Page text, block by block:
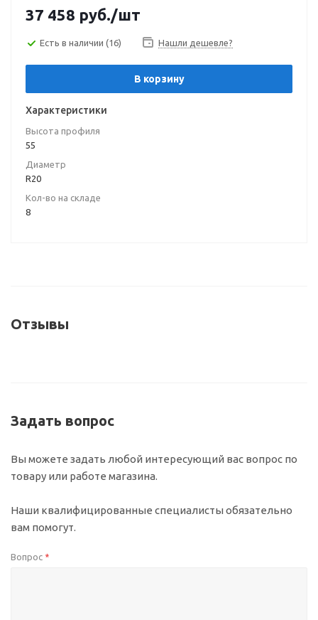
37 458 руб./шт
Есть в наличии (16) Нашли дешевле?
В корзину
Характеристики
Высота профиля
55
Диаметр
R20
Кол-во на складе
8
Отзывы
Задать вопрос
Вы можете задать любой интересующий вас вопрос по
товару или работе магазина.
Наши квалифицированные специалисты обязательно
вам помогут.
Вопрос *